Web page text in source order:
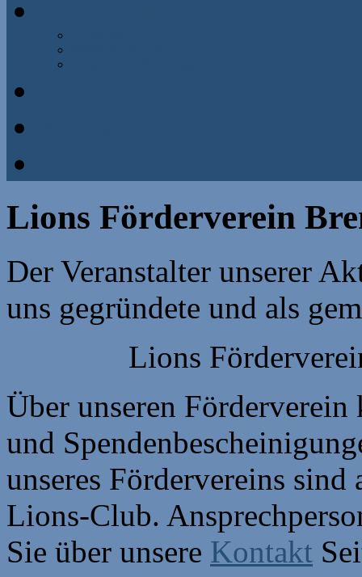
Lions Förderverein
Der Veranstalter unserer
uns gegründete und als
Lions
Über unseren
und
unseres Fördervereins
Lions-Club.
Sie über unsere Kontakt